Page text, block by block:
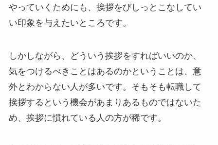
やっていくためにも、挨拶をびしっとこなしてい
い印象を与えたいところです。
しかしながら、どういう挨拶をすればいいのか、
気をつけるべきことはあるのかということは、意
外とわからない人が多いです。そもそも転職して
挨拶するという機会があまりあるものではないた
め、挨拶に慣れている人の方が稀です。